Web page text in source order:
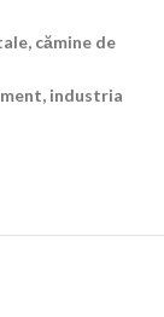
cămine de
industria